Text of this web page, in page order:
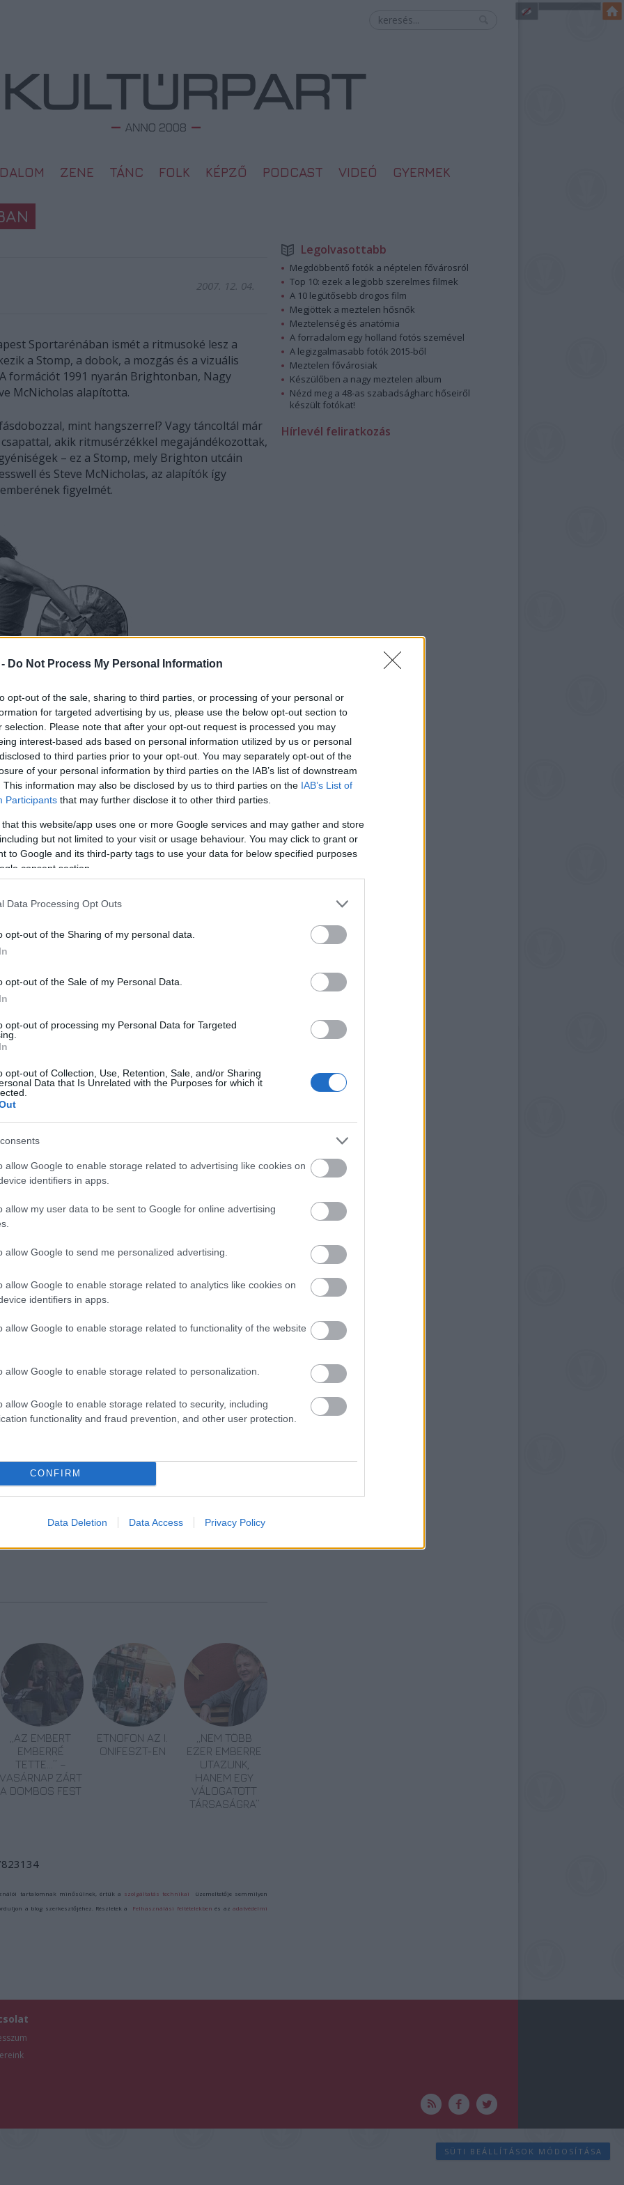
Do Not Process My Personal Information
opt-out of the sale, sharing to third parties, or processing of your personal or
for targeted advertising by us, please use the below opt-out section to
selection. Please note that after your opt-out request is processed you may
interest-based ads based on personal information utilized by us or personal
to third parties prior to your opt-out. You may separately opt-out of the
of your personal information by third parties on the IAB’s list of downstream
This information may also be disclosed by us to third parties on the IAB’s List of
Participants that may further disclose it to other third parties.
that this website/app uses one or more Google services and may gather and store
but not limited to your visit or usage behaviour. You may click to grant or
to Google and its third-party tags to use your data for below specified purposes
consent section.
Data Processing Opt Outs
opt-out of the Sharing of my personal data.
opt-out of the Sale of my Personal Data.
opt-out of processing my Personal Data for Targeted
opt-out of Collection, Use, Retention, Sale, and/or Sharing
Data that Is Unrelated with the Purposes for which it
allow Google to enable storage related to advertising like cookies on
identifiers in apps.
allow my user data to be sent to Google for online advertising
allow Google to send me personalized advertising.
allow Google to enable storage related to analytics like cookies on
identifiers in apps.
allow Google to enable storage related to functionality of the website
allow Google to enable storage related to personalization.
allow Google to enable storage related to security, including
functionality and fraud prevention, and other user protection.
CONFIRM
Data Deletion Data Access Privacy Policy
ZENE TÁNC FOLK KÉPZŐ PODCAST VIDEÓ GYERMEK
2007. 12. 04.
Sportarénában ismét a ritmusoké lesz a
a Stomp, a dobok, a mozgás és a vizuális
formációt 1991 nyarán Brightonban, Nagy
McNicholas alapította.
mint hangszerrel? Vagy táncoltál már
akik ritmusérzékkel megajándékozottak,
– ez a Stomp, mely Brighton utcáin
és Steve McNicholas, az alapítók így
figyelmét.
Theatre-ben volt, a premier pedig az
ahol a produkció elnyerte a Daily Express
között a Stomp eredeti felállásában teltházak
Barcelonáig, Dublintól Sydney-ig. A turné
Sadler's Wells színházban ’94 januárjában,
a West End Show-k között” címet.
változata, egy brightoni fesztiválra alakult, és
Akropoliszon és a londoni Royal Festival Hall-
megtörte Frank Sinatra 1972-ben felállított
beli karrierjét ’94 februárjában kezdte el.
a „Legjobb Egyedi Színházi Élmény”
társulat az Orpheumban lépett föl, míg az
turnéra indult.
jött létre, melyek Chilében, Brazíliában és
ben Nagy Britanniában – létrejött az ötödik
járja a világot. Ez a társulat járt először
de visszatérő vendég Németországban,
2000 májusában egy újabb Stomp társulat
fél évig működött.
így a Coca Cola “Ice Pick” spotjában és
is. Brooms című 15 perces filmjüket Oscar
lépett fel az 1996-os Oscar díj átadáson:
filmek szinkronizálását és színpadi akciókat is
kezdte forgatni, és 2002 nyarán fejezte be
címmel. A filmnek átütő sikere volt New
La Geode Nemzetközi Fesztiválon két fődíjat is
„AZ EMBERT
EMBERRÉ
TETTE…” –
VASÁRNAP ZÁRT
A DOMBOS FEST
ETNOFON AZ I.
ONIFESZT-EN
„NEM TÖBB
EZER EMBERRE
UTAZUNK,
HANEM EGY
VÁLOGATOTT
TÁRSASÁGRA”
tartalomnak minősülnek, értük a szolgáltatás technikai üzemeltetője semmilyen
a blog szerkesztőjéhez. Részletek a Felhasználási feltételekben és azadatvédelmi
Legolvasottabb
Megdöbbentő fotók a néptelen fővárosról
Top 10: ezek a legjobb szerelmes filmek
A 10 legütősebb drogos film
Megjöttek a meztelen hősnők
Meztelenség és anatómia
A forradalom egy holland fotós szemével
A legizgalmasabb fotók 2015-ből
Meztelen fővárosiak
Készülőben a nagy meztelen album
Nézd meg a 48-as szabadságharc hőseiről
készült fotókat!
Hírlevél feliratkozás
SÜTI BEÁLLÍTÁSOK MÓDOSÍTÁSA